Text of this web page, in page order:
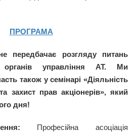
ПРОГРАМА
передбачає розгляду питань
органів управління АТ. Ми
також у семінарі «Діяльність
захист прав акціонерів», який
дня!
: Професійна асоціація